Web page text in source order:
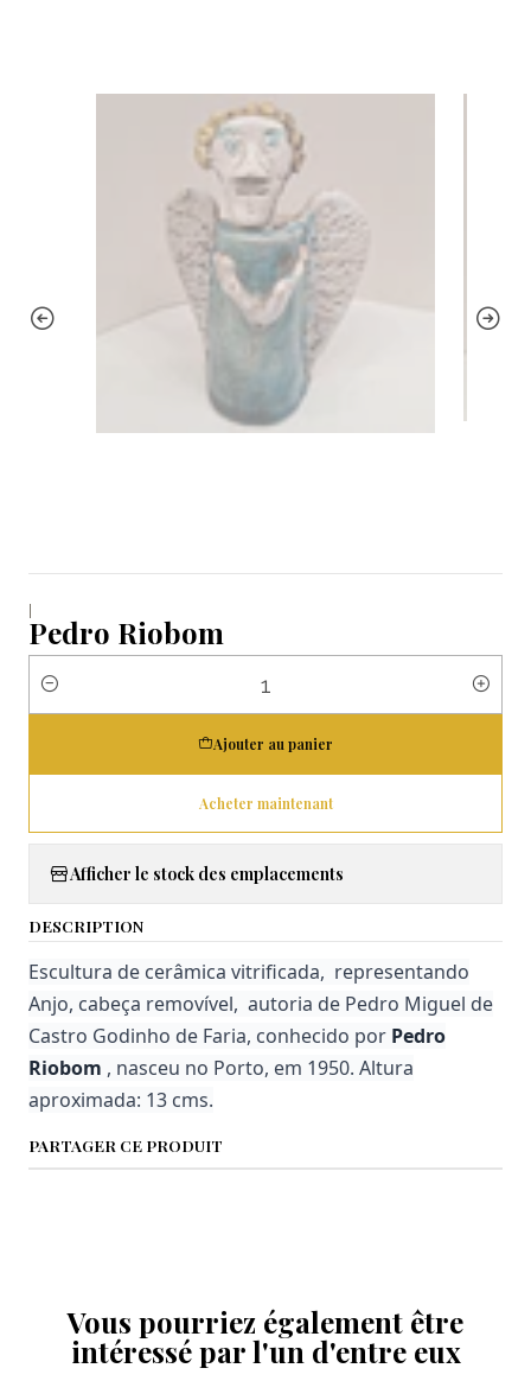
|
Pedro Riobom
Quantité
Ajouter au panier
Acheter maintenant
Afficher le stock des emplacements
DESCRIPTION
Escultura de cerâmica vitrificada, representando
Anjo, cabeça removível, autoria de Pedro Miguel de
Castro Godinho de Faria, conhecido por Pedro
Riobom , nasceu no Porto, em 1950. Altura
aproximada: 13 cms.
PARTAGER CE PRODUIT
Vous pourriez également être
intéressé par l'un d'entre eux